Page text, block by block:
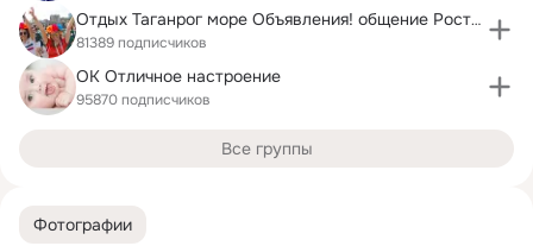
Фотографии
Отдых Таганрог море Объявления! общение Ростов. тv
81389 подписчиков
ОК Отличное настроение
95870 подписчиков
Все группы